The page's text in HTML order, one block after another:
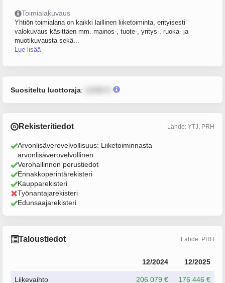
Toimialakuvaus
Yhtiön toimialana on kaikki laillinen liiketoiminta, erityisesti
valokuvaus käsittäen mm. mainos-, tuote-, yritys-, ruoka- ja
muotikuvausta sekä...
Lue lisää
Suositeltu luottoraja:
Rekisteritiedot Lähde: YTJ, PRH
Arvonlisäverovelvollisuus: Liiketoiminnasta
arvonlisäverovelvollinen
Verohallinnon perustiedot
Ennakkoperintärekisteri
Kaupparekisteri
Työnantajarekisteri
Edunsaajarekisteri
Taloustiedot Lähde: PRH
12/2024 12/2025
Liikevaihto 206 079 € 176 446 €